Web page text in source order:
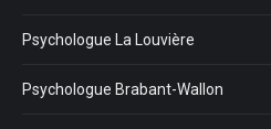
Psychologue La Louvière
Psychologue Brabant-Wallon